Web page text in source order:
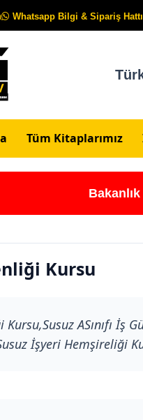
Whatsapp Bilgi & Sipariş Hattı
Tüm Kitaplarımız
Kursu
ASınıfı İş
İşyeri Hemşireliği